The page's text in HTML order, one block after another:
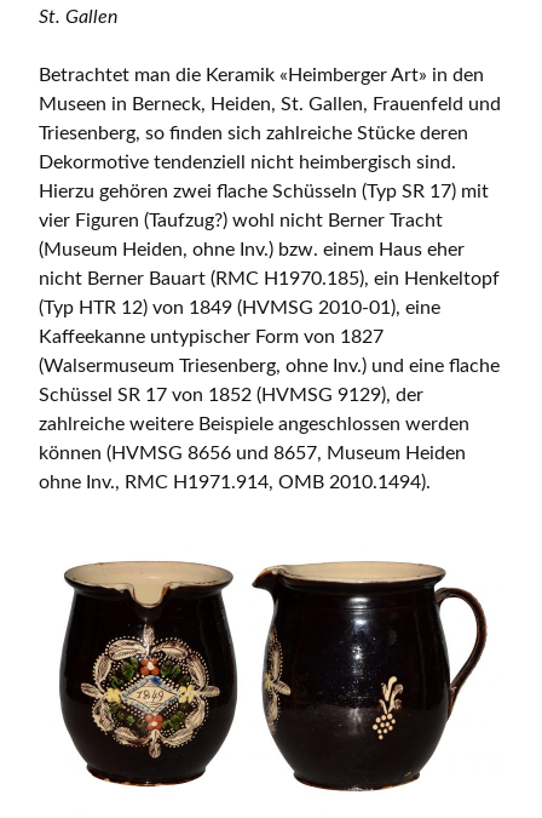
St. Gallen
Betrachtet man die Keramik «Heimberger Art» in den
Museen in Berneck, Heiden, St. Gallen, Frauenfeld und
Triesenberg, so finden sich zahlreiche Stücke deren
Dekormotive tendenziell nicht heimbergisch sind.
Hierzu gehören zwei flache Schüsseln (Typ SR 17) mit
vier Figuren (Taufzug?) wohl nicht Berner Tracht
(Museum Heiden, ohne Inv.) bzw. einem Haus eher
nicht Berner Bauart (RMC H1970.185), ein Henkeltopf
(Typ HTR 12) von 1849 (HVMSG 2010-01), eine
Kaffeekanne untypischer Form von 1827
(Walsermuseum Triesenberg, ohne Inv.) und eine flache
Schüssel SR 17 von 1852 (HVMSG 9129), der
zahlreiche weitere Beispiele angeschlossen werden
können (HVMSG 8656 und 8657, Museum Heiden
ohne Inv., RMC H1971.914, OMB 2010.1494).